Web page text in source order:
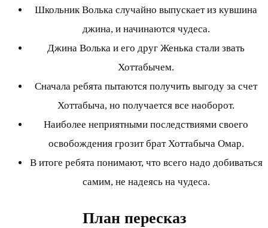
Школьник Волька случайно выпускает из кувшина
джина, и начинаются чудеса.
Джина Волька и его друг Женька стали звать
Хоттабычем.
Сначала ребята пытаются получить выгоду за счет
Хоттабыча, но получается все наоборот.
Наиболее неприятными последствиями своего
освобождения грозит брат Хоттабыча Омар.
В итоге ребята понимают, что всего надо добиваться
самим, не надеясь на чудеса.
План пересказ